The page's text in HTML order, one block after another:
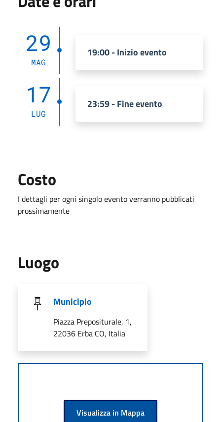
29
MAG
19:00 - Inizio evento
17
LUG
23:59 - Fine evento
Costo
I dettagli per ogni singolo evento verranno pubblicati
prossimamente
Luogo
Municipio
Piazza Prepositurale, 1,
22036 Erba CO, Italia
Visualizza in Mappa